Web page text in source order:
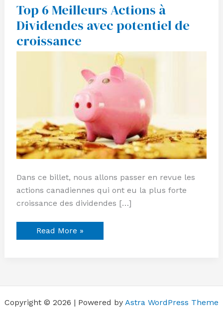
Top 6 Meilleurs Actions à
Dividendes avec potentiel de
croissance
Dans ce billet, nous allons passer en revue les
actions canadiennes qui ont eu la plus forte
croissance des dividendes […]
Top
6
Meilleurs
Actions
à
Dividendes
avec
Read More »
Copyright © 2026 | Powered by Astra WordPress Theme